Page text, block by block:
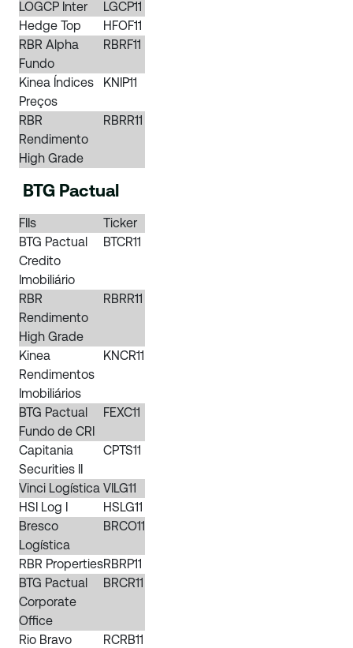
LOGCP Inter
LGCP11
Hedge Top
HFOF11
RBR Alpha
Fundo
RBRF11
Kinea Índices
Preços
KNIP11
RBR
Rendimento
High Grade
RBRR11
BTG Pactual
FIIs
Ticker
BTG Pactual
Credito
Imobiliário
BTCR11
RBR
Rendimento
High Grade
RBRR11
Kinea
Rendimentos
Imobiliários
KNCR11
BTG Pactual
Fundo de CRI
FEXC11
Capitania
Securities II
CPTS11
Vinci Logística VILG11
HSI Log I
HSLG11
Bresco
Logística
BRCO11
RBR PropertiesRBRP11
BTG Pactual
Corporate
Office
BRCR11
Rio Bravo
RCRB11